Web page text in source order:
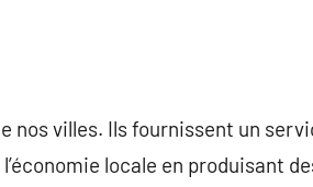
nos villes. Ils fournissent un
locale en produisant